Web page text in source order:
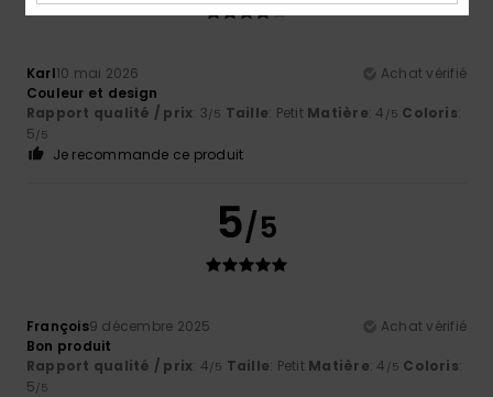
Karl10 mai 2026
Achat vérifié
Couleur et design
Rapport qualité / prix: 3/5 Taille: Petit Matière: 4 /5 Coloris:
5/5
Je recommande ce produit
5/5
François9 décembre 2025
Achat vérifié
Bon produit
Rapport qualité / prix: 4/5 Taille: Petit Matière: 4 /5 Coloris:
5/5